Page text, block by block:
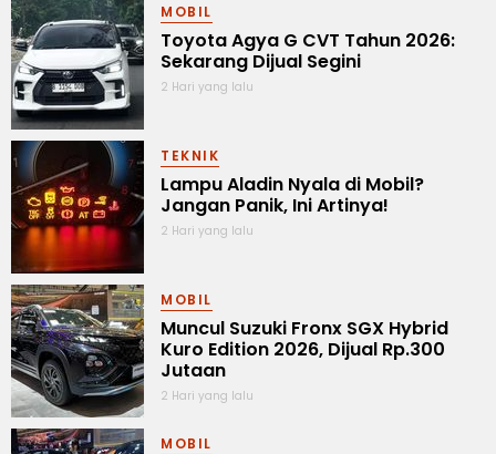
MOBIL
Toyota Agya G CVT Tahun 2026:
Sekarang Dijual Segini
2 Hari yang lalu
TEKNIK
Lampu Aladin Nyala di Mobil?
Jangan Panik, Ini Artinya!
2 Hari yang lalu
MOBIL
Muncul Suzuki Fronx SGX Hybrid
Kuro Edition 2026, Dijual Rp.300
Jutaan
2 Hari yang lalu
MOBIL